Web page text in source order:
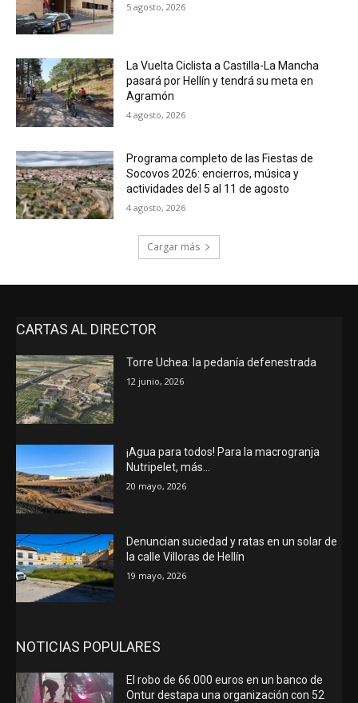
5 agosto, 2026
La Vuelta Ciclista a Castilla-La Mancha
pasará por Hellín y tendrá su meta en
Agramón
4 agosto, 2026
Programa completo de las Fiestas de
Socovos 2026: encierros, música y
actividades del 5 al 11 de agosto
4 agosto, 2026
Cargar más
CARTAS AL DIRECTOR
Torre Uchea: la pedanía defenestrada
12 junio, 2026
¡Agua para todos! Para la macrogranja
Nutripelet, más…
20 mayo, 2026
Denuncian suciedad y ratas en un solar de
la calle Villoras de Hellín
19 mayo, 2026
NOTICIAS POPULARES
El robo de 66.000 euros en un banco de
Ontur destapa una organización con 52